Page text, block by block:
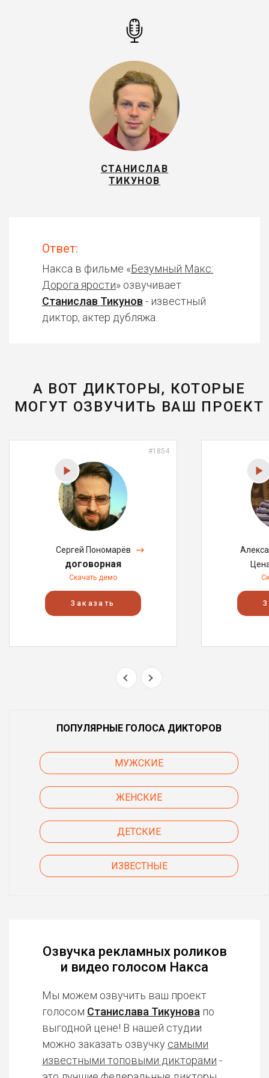
СТАНИСЛАВ
ТИКУНОВ
Ответ:
Накса в фильме «Безумный Макс:
Дорога ярости» озвучивает
Станислав Тикунов - известный
диктор, актер дубляжа.
А ВОТ ДИКТОРЫ, КОТОРЫЕ
МОГУТ ОЗВУЧИТЬ ВАШ ПРОЕКТ
#1854
Сергей Пономарёв
договорная
Скачать демо
Заказать
ПОПУЛЯРНЫЕ ГОЛОСА ДИКТОРОВ
МУЖСКИЕ
ЖЕНСКИЕ
ДЕТСКИЕ
ИЗВЕСТНЫЕ
Озвучка рекламных роликов
и видео голосом Накса
Мы можем озвучить ваш проект
голосом Станислава Тикунова по
выгодной цене! В нашей студии
можно заказать озвучку самыми
известными топовыми дикторами -